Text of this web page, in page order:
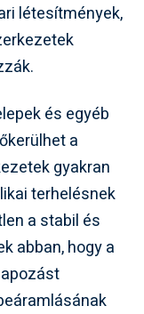
létesítmények,
és egyéb
a
gyakran
terhelésnek
a stabil és
abban, hogy a